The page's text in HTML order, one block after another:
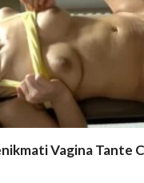
Vagina Tante